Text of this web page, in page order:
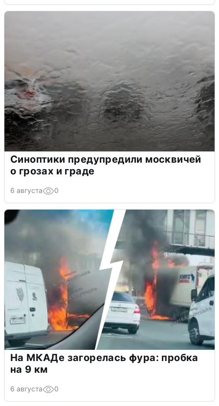
Синоптики предупредили москвичей
о грозах и граде
6 августа 0
На МКАДе загорелась фура: пробка
на 9 км
6 августа 0